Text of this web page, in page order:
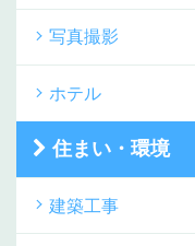
写真撮影
ホテル
住まい・環境
建築工事